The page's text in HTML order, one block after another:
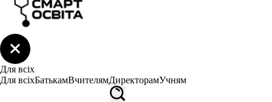
Для всіх
Для всіхБатькамВчителямДиректорамУчням